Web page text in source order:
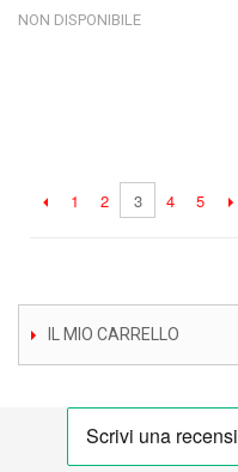
NON DISPONIBILE
1 2 3 4 5
IL MIO CARRELLO